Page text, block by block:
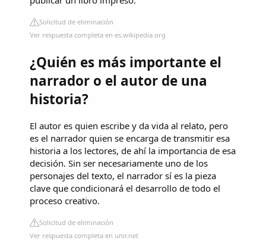
Solicitud de eliminación
Ver respuesta completa en es.wikipedia.org
¿Quién es más importante el
narrador o el autor de una
historia?
El autor es quien escribe y da vida al relato, pero
es el narrador quien se encarga de transmitir esa
historia a los lectores, de ahí la importancia de esa
decisión. Sin ser necesariamente uno de los
personajes del texto, el narrador sí es la pieza
clave que condicionará el desarrollo de todo el
proceso creativo.
Solicitud de eliminación
Ver respuesta completa en unir.net